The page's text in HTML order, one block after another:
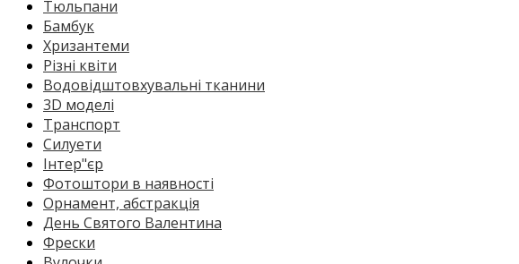
Тюльпани
Бамбук
Хризантеми
Різні квіти
Водовідштовхувальні тканини
3D моделі
Транспорт
Силуети
Інтер"єр
Фотоштори в наявності
Орнамент, абстракція
День Святого Валентина
Фрески